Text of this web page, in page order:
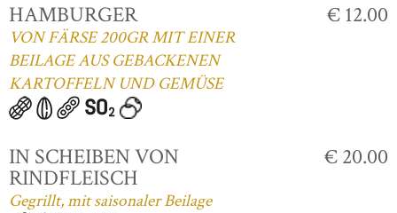
HAMBURGER
VON FÄRSE 200GR MIT EINER
BEILAGE AUS GEBACKENEN
KARTOFFELN UND GEMÜSE
€ 12.00
IN SCHEIBEN VON
RINDFLEISCH
Gegrillt, mit saisonaler Beilage
€ 20.00